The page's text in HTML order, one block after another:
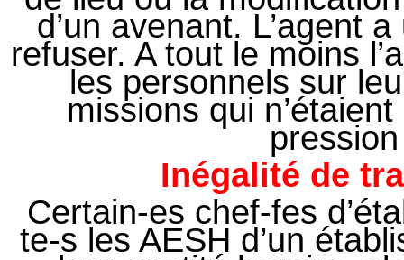
d’un avenant. L’agent
refuser. A tout le moins
les personnels sur
missions qui
Inégalité de
Certain-es chef-fes
te-s les AESH d’un